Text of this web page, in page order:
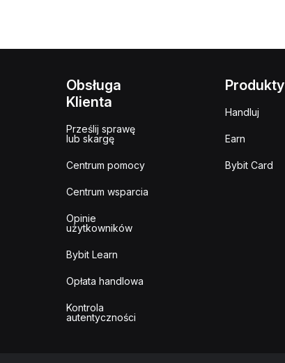
Obsługa
Klienta
Prześlij sprawę
lub skargę
Centrum pomocy
Centrum wsparcia
Opinie
użytkowników
Bybit Learn
Opłata handlowa
Kontrola
autentyczności
Produkty
Handluj
Earn
Bybit Card